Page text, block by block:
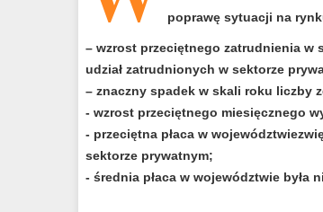
poprawę sytuacji na
– wzrost przeciętnego zatrudnienia w
udział zatrudnionych w sektorze
– znaczny spadek w skali roku liczby
- wzrost przeciętnego miesięcznego
- przeciętna płaca w
sektorze prywatnym;
- średnia płaca w województwie była